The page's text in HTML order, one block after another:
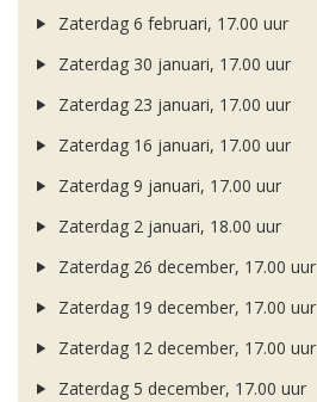
Zaterdag 6 februari, 17.00 uur
Zaterdag 30 januari, 17.00 uur
Zaterdag 23 januari, 17.00 uur
Zaterdag 16 januari, 17.00 uur
Zaterdag 9 januari, 17.00 uur
Zaterdag 2 januari, 18.00 uur
Zaterdag 26 december, 17.00 uur
Zaterdag 19 december, 17.00 uur
Zaterdag 12 december, 17.00 uur
Zaterdag 5 december, 17.00 uur